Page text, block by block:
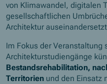
von Klimawandel, digitalen
gesellschaftlichen
Architektur
Im Fokus der Veranstaltung
Architekturstudiengänge
Bestandsrehabilitation,
Territorien und den Einsatz